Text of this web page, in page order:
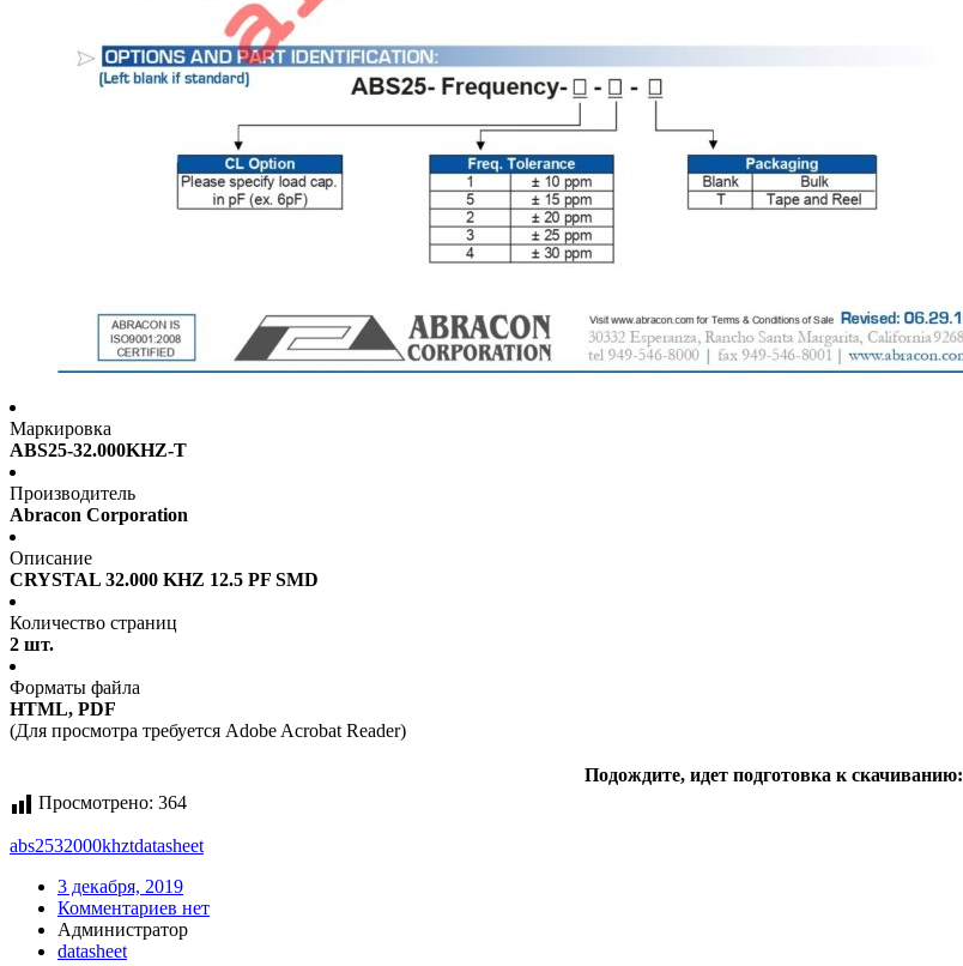
Маркировка
ABS25-32.000KHZ-T
Производитель
Abracon Corporation
Описание
CRYSTAL 32.000 KHZ 12.5 PF SMD
Количество страниц
2 шт.
Форматы файла
HTML, PDF
(Для просмотра требуется Adobe Acrobat Reader)
Подождите, идет подготовка к скачиванию:
Просмотрено: 364
abs2532000khztdatasheet
3 декабря, 2019
Комментариев нет
Администратор
datasheet